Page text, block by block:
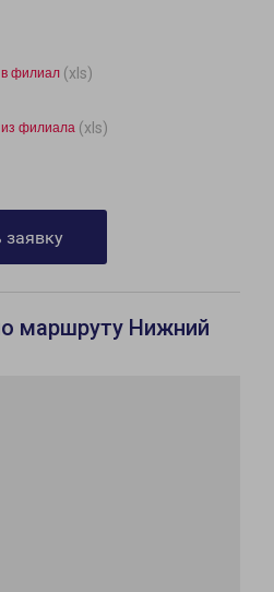
филиал (xls)
филиала (xls)
маршруту Нижний